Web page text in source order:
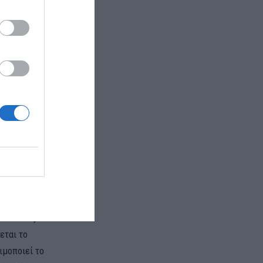
για τα
νομής
της
για
Οι
το
το